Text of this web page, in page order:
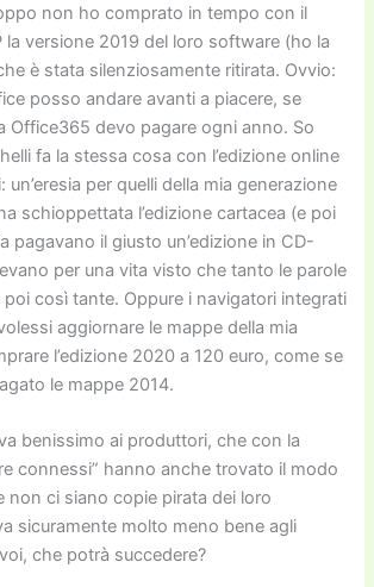
non ho comprato in tempo con il
la versione 2019 del loro software (ho la
è stata silenziosamente ritirata. Ovvio:
posso andare avanti a piacere, se
Office365 devo pagare ogni anno. So
fa la stessa cosa con l’edizione online
un’eresia per quelli della mia generazione
schioppettata l’edizione cartacea (e poi
pagavano il giusto un’edizione in CD-
per una vita visto che tanto le parole
così tante. Oppure i navigatori integrati
aggiornare le mappe della mia
l’edizione 2020 a 120 euro, come se
le mappe 2014.
benissimo ai produttori, che con la
connessi” hanno anche trovato il modo
non ci siano copie pirata dei loro
sicuramente molto meno bene agli
che potrà succedere?